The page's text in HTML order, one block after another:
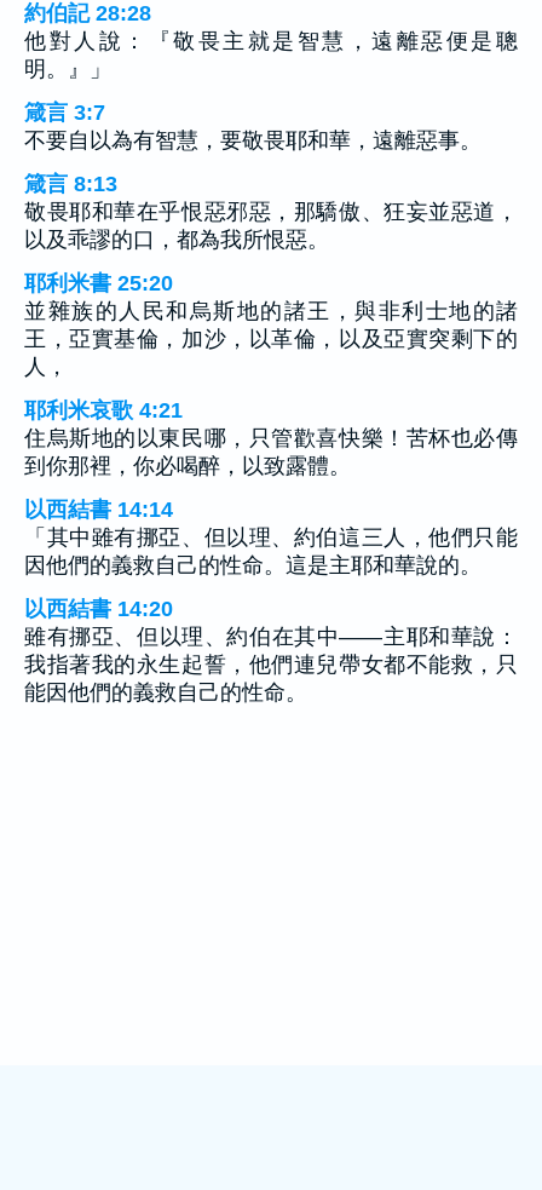
約伯記 28:28
他對人說：『敬畏主就是智慧，遠離惡便是聰
明。』」
箴言 3:7
不要自以為有智慧，要敬畏耶和華，遠離惡事。
箴言 8:13
敬畏耶和華在乎恨惡邪惡，那驕傲、狂妄並惡道，
以及乖謬的口，都為我所恨惡。
耶利米書 25:20
並雜族的人民和烏斯地的諸王，與非利士地的諸
王，亞實基倫，加沙，以革倫，以及亞實突剩下的
人，
耶利米哀歌 4:21
住烏斯地的以東民哪，只管歡喜快樂！苦杯也必傳
到你那裡，你必喝醉，以致露體。
以西結書 14:14
「其中雖有挪亞、但以理、約伯這三人，他們只能
因他們的義救自己的性命。這是主耶和華說的。
以西結書 14:20
雖有挪亞、但以理、約伯在其中——主耶和華說：
我指著我的永生起誓，他們連兒帶女都不能救，只
能因他們的義救自己的性命。